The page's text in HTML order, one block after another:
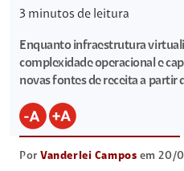
3 minutos de leitura
Enquanto infraestrutura
complexidade operacional e
novas fontes de receita a partir
Por Vanderlei Campos em 20/